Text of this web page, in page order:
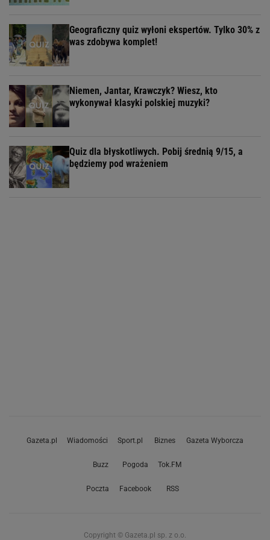
Geograficzny quiz wyłoni ekspertów. Tylko 30% z
was zdobywa komplet!
Niemen, Jantar, Krawczyk? Wiesz, kto
wykonywał klasyki polskiej muzyki?
Quiz dla błyskotliwych. Pobij średnią 9/15, a
będziemy pod wrażeniem
Gazeta.pl Wiadomości Sport.pl Biznes Gazeta Wyborcza
Buzz Pogoda Tok.FM
Poczta Facebook RSS
Copyright © Gazeta.pl sp. z o.o.